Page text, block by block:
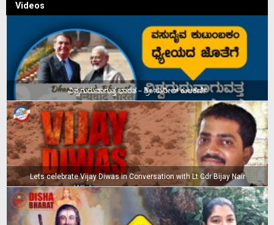
Videos
ವಿಶ್ವಗುರುವಾಗುತ್ತ ಭಾರತ – ಶ್ರೀ ಸುನೀಲ್‌ ಕುಲಕರ್ಣಿ
Lets celebrate Vijay Diwas in Conversation with Lt Cdr Bijay Nair